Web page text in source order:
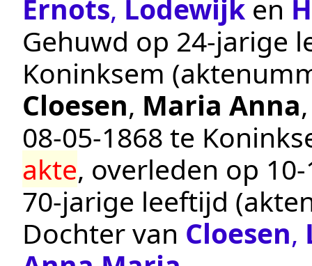
Ernots, Lodewijk en
Gehuwd op 24-jarige
Koninksem
Cloesen, Maria Anna
08‑05‑1868 te
akte, overleden op
70-jarige leeftijd
Dochter van Cloesen,